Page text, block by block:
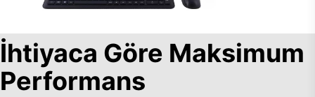
İhtiyaca Göre Maksimum
Performans